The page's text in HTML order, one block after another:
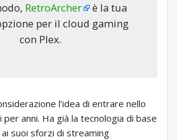
RetroArcher
è la tua
per il cloud gaming
con Plex.
l’idea di entrare nello
anni. Ha già la tecnologia di base
suoi sforzi di streaming